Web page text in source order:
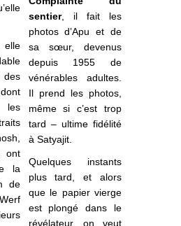
elle
les
ont
la
de
sentier, il fait les
photos d’Apu et de
sa sœur, devenus
depuis 1955 de
vénérables adultes.
Il prend les photos,
même si c’est trop
tard – ultime fidélité
à Satyajit.
Quelques instants
plus tard, et alors
que le papier vierge
est plongé dans le
révélateur, on veut